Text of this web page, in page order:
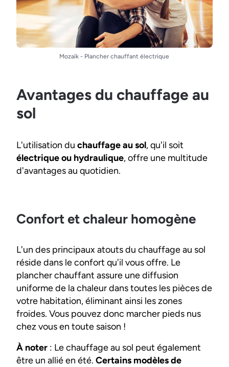
Mozaïk - Plancher chauffant électrique
Avantages du chauffage au
sol
L'utilisation du chauffage au sol, qu'il soit
électrique ou hydraulique, offre une multitude
d'avantages au quotidien.
Confort et chaleur homogène
L'un des principaux atouts du chauffage au sol
réside dans le confort qu'il vous offre. Le
plancher chauffant assure une diffusion
uniforme de la chaleur dans toutes les pièces de
votre habitation, éliminant ainsi les zones
froides. Vous pouvez donc marcher pieds nus
chez vous en toute saison !
À noter : Le chauffage au sol peut également
être un allié en été. Certains modèles de